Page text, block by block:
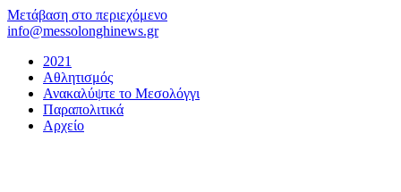
Μετάβαση στο περιεχόμενο
info@messolonghinews.gr
2021
Αθλητισμός
Ανακαλύψτε το Μεσολόγγι
Παραπολιτικά
Αρχείο